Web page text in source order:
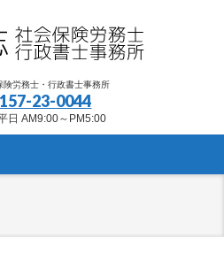
険労務士・行政書士事務所
23-0044
日 AM9:00～PM5:00